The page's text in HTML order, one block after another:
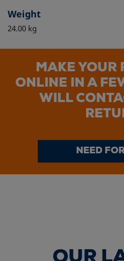
Weight
24.00 kg
MAKE YOUR
ONLINE IN A
WILL
NEED